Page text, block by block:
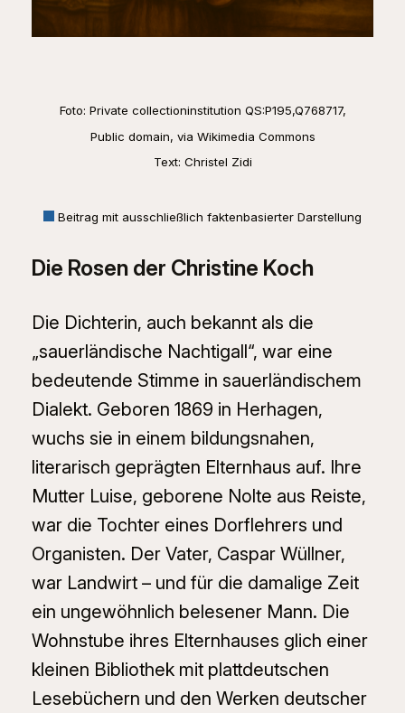
Foto: Private collectioninstitution QS:P195,Q768717,
Public domain, via Wikimedia Commons
Text: Christel Zidi
Beitrag mit ausschließlich faktenbasierter Darstellung
Die Rosen der Christine Koch
Die Dichterin, auch bekannt als die
„sauerländische Nachtigall“, war eine
bedeutende Stimme in sauerländischem
Dialekt. Geboren 1869 in Herhagen,
wuchs sie in einem bildungsnahen,
literarisch geprägten Elternhaus auf. Ihre
Mutter Luise, geborene Nolte aus Reiste,
war die Tochter eines Dorflehrers und
Organisten. Der Vater, Caspar Wüllner,
war Landwirt – und für die damalige Zeit
ein ungewöhnlich belesener Mann. Die
Wohnstube ihres Elternhauses glich einer
kleinen Bibliothek mit plattdeutschen
Lesebüchern und den Werken deutscher